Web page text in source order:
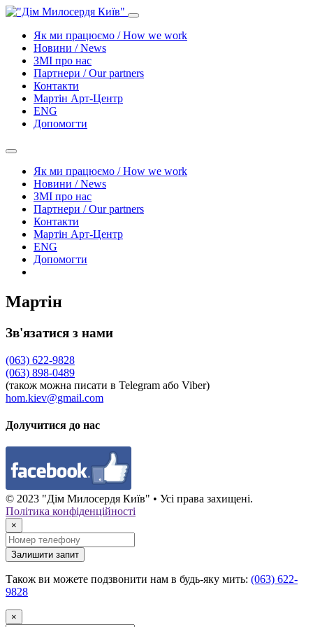
Як ми працюємо / How we work
Новини / News
ЗМІ про нас
Партнери / Our partners
Контакти
Mартін Арт-Центр
ENG
Допомогти
Як ми працюємо / How we work
Новини / News
ЗМІ про нас
Партнери / Our partners
Контакти
Mартін Арт-Центр
ENG
Допомогти
Мартін
Зв'язатися з нами
(063) 622-9828
(063) 898-0489
(також можна писати в Telegram або Viber)
hom.kiev@gmail.com
Долучитися до нас
© 2023 "Дім Милосердя Київ" • Усі права захищені.
Політика конфіденційності
×
Залишити запит
Також ви можете подзвонити нам в будь-яку мить: (063) 622-
9828
×